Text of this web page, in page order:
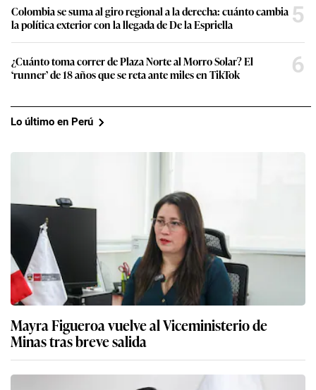
Colombia se suma al giro regional a la derecha: cuánto cambia
la política exterior con la llegada de De la Espriella
5
¿Cuánto toma correr de Plaza Norte al Morro Solar? El
‘runner’ de 18 años que se reta ante miles en TikTok
6
Lo último en Perú
Mayra Figueroa vuelve al Viceministerio de
Minas tras breve salida